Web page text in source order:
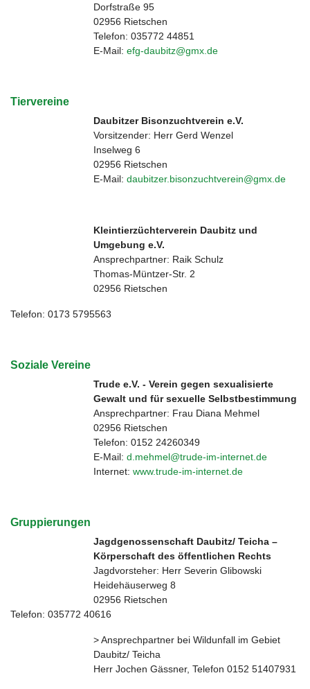
Dorfstraße 95
02956 Rietschen
Telefon: 035772 44851
E-Mail: efg-daubitz@gmx.de
Tiervereine
Daubitzer Bisonzuchtverein e.V.
Vorsitzender: Herr Gerd Wenzel
Inselweg 6
02956 Rietschen
E-Mail: daubitzer.bisonzuchtverein@gmx.de
Kleintierzüchterverein Daubitz und
Umgebung e.V.
Ansprechpartner: Raik Schulz
Thomas-Müntzer-Str. 2
02956 Rietschen
Telefon: 0173 5795563
Soziale Vereine
Trude e.V. - Verein gegen sexualisierte
Gewalt und für sexuelle Selbstbestimmung
Ansprechpartner: Frau Diana Mehmel
02956 Rietschen
Telefon: 0152 24260349
E-Mail: d.mehmel@trude-im-internet.de
Internet: www.trude-im-internet.de
Gruppierungen
Jagdgenossenschaft Daubitz/ Teicha –
Körperschaft des öffentlichen Rechts
Jagdvorsteher: Herr Severin Glibowski
Heidehäuserweg 8
02956 Rietschen
Telefon: 035772 40616
> Ansprechpartner bei Wildunfall im Gebiet
Daubitz/ Teicha
Herr Jochen Gässner, Telefon 0152 51407931